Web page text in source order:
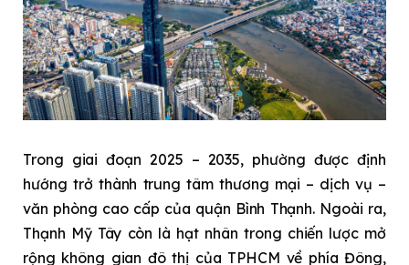
Trong giai đoạn 2025 – 2035, phường được định
hướng trở thành trung tâm thương mại – dịch vụ –
văn phòng cao cấp của quận Bình Thạnh. Ngoài ra,
Thạnh Mỹ Tây còn là hạt nhân trong chiến lược mở
rộng không gian đô thị của TPHCM về phía Đông,